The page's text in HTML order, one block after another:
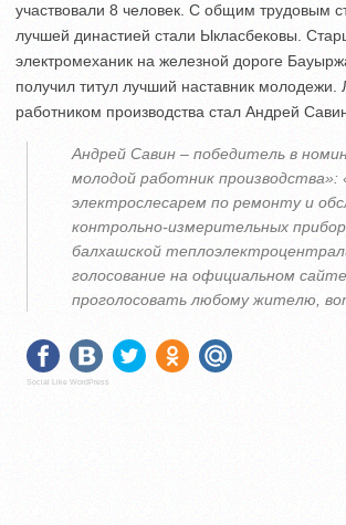
участвовали 8 человек. С общим трудовым
лучшей династией стали Ыкласбековы.
электромеханик на железной дороге
получил титул лучший наставник
работником производства стал Андрей
Андрей Савин – победитель в
молодой работник
электрослесарем по ремонту и
контрольно-измерительных
балхашской
голосование на официальном
проголосовать любому жителю,
Social Like WordPress